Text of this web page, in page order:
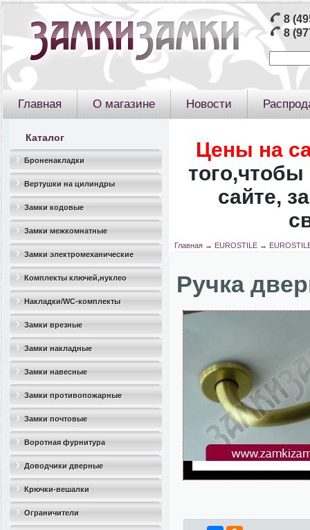
8
8
Главная О магазине Новости
Каталог
Броненакладки
Вертушки на цилиндры
Замки кодовые
Замки межкомнатные
Замки электромеханические
Комплекты ключей,нуклео
Накладки/WC-комплекты
Замки врезные
Замки накладные
Замки навесные
Замки противопожарные
Замки почтовые
Воротная фурнитура
Доводчики дверные
Крючки-вешалки
Ограничители
Цены на
того,чтобы
сайте,
Главная→ EUROSTILE→
Ручка